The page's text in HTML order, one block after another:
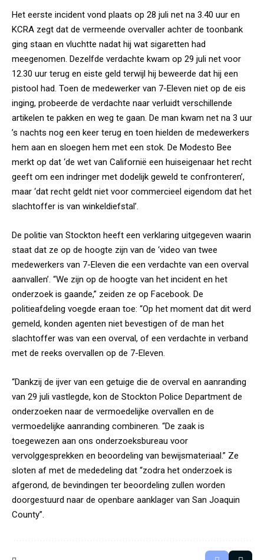
Het eerste incident vond plaats op 28 juli net na 3.40 uur en
KCRA zegt dat de vermeende overvaller achter de toonbank
ging staan en vluchtte nadat hij wat sigaretten had
meegenomen. Dezelfde verdachte kwam op 29 juli net voor
12.30 uur terug en eiste geld terwijl hij beweerde dat hij een
pistool had. Toen de medewerker van 7-Eleven niet op de eis
inging, probeerde de verdachte naar verluidt verschillende
artikelen te pakken en weg te gaan. De man kwam net na 3 uur
’s nachts nog een keer terug en toen hielden de medewerkers
hem aan en sloegen hem met een stok. De Modesto Bee
merkt op dat ‘de wet van Californië een huiseigenaar het recht
geeft om een indringer met dodelijk geweld te confronteren’,
maar ‘dat recht geldt niet voor commercieel eigendom dat het
slachtoffer is van winkeldiefstal’.
De politie van Stockton heeft een verklaring uitgegeven waarin
staat dat ze op de hoogte zijn van de ‘video van twee
medewerkers van 7-Eleven die een verdachte van een overval
aanvallen’. “We zijn op de hoogte van het incident en het
onderzoek is gaande,” zeiden ze op Facebook. De
politieafdeling voegde eraan toe: “Op het moment dat dit werd
gemeld, konden agenten niet bevestigen of de man het
slachtoffer was van een overval, of een verdachte in verband
met de reeks overvallen op de 7-Eleven.
“Dankzij de ijver van een getuige die de overval en aanranding
van 29 juli vastlegde, kon de Stockton Police Department de
onderzoeken naar de vermoedelijke overvallen en de
vermoedelijke aanranding combineren. “De zaak is
toegewezen aan ons onderzoeksbureau voor
vervolggesprekken en beoordeling van bewijsmateriaal.” Ze
sloten af met de mededeling dat “zodra het onderzoek is
afgerond, de bevindingen ter beoordeling zullen worden
doorgestuurd naar de openbare aanklager van San Joaquin
County”.